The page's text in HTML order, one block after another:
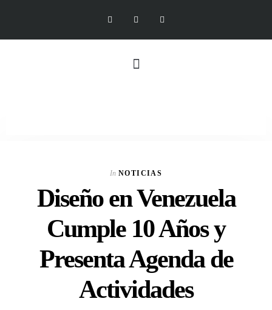
In NOTICIAS
Diseño en Venezuela
Cumple 10 Años y
Presenta Agenda de
Actividades